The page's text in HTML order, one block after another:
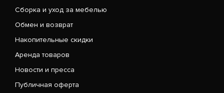
Сборка и уход за мебелью
Обмен и возврат
Накопительные скидки
Аренда товаров
Новости и пресса
Публичная оферта